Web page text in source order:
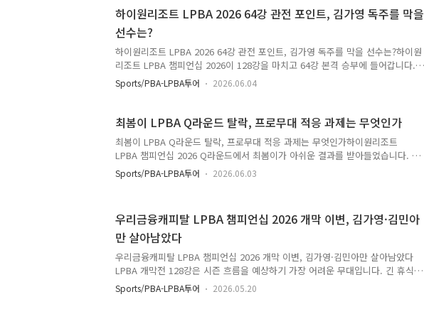
번 정상 탈환을 노립니다. 4강 결과로 확정된 결승 대진김가영은 4강에서 이미래
를 세트스코어 3대1로 꺾고 결승에 올랐습니다. 1세트를 내주며 출발했지만 이
후 2세트부터 빠르게 흐름을 되찾았고, 안정적인 득점 연결로 경기를 뒤집었습니
다. 반대편에서는 스롱 피아비가 권발해를 3대1로 제압했습니다. 권발해는..
하이원리조트 LPBA 2026 64강 관전 포인트, 김가영 독주를 막을
선수는?
하이원리조트 LPBA 2026 64강 관전 포인트, 김가영 독주를 막을 선수는?하이원
리조트 LPBA 챔피언십 2026이 128강을 마치고 64강 본격 승부에 들어갑니다.
이번 대회는 2026-2027시즌 2차 투어로, Q라운드부터 64강까지 50분 제한 25
점 점수제가 적용되고 있습니다. 한 경기로 승패가 갈리는 구조라 강자도 초반
제할 후보들을 중심으로 살펴보겠습니다.64강 대진표 핵심 흐름이번 64강에는
김가영, 스롱 피아비, 김민아, 김보미, 이미래, 강지은, 김세연, 백민주 등 LPBA
주요 선수들이 대거 이름을 올렸습니다. 반면 128강에서는 임정숙, 히다 오리에,
김갑선 등 챔피언 출신 선수들이 탈락하며 초반부터 변..
Sports/PBA-LPBA투어 2026.06.04
최봄이 LPBA Q라운드 탈락, 프로무대 적응 과제는 무엇인가
최봄이 LPBA Q라운드 탈락, 프로무대 적응 과제는 무엇인가하이원리조트
LPBA 챔피언십 2026 Q라운드에서 최봄이가 아쉬운 결과를 받아들었습니다. 이
번 시즌 프로당구 무대에 데뷔한 최봄이는 최지영2에게 패하며 128강 진출에 실
패했습니다. 아마추어 무대에서 기대를 받던 선수가 프로 첫 시즌에 곧바로 성과
로당구 데뷔 시즌최봄이는 지난해까지 KBF 소속 아마추어 선수로 활동하다가 이
번 시즌 우수등록선수 자격으로 LPBA에 합류했습니다. 여기에 PBA 팀리그 드래
프트에서 웰컴저축은행 팀에 지명되며 초반부터 관심을 받았습니다. 구단의 선택
을 받았다는 것은 ..
Sports/PBA-LPBA투어 2026.06.03
우리금융캐피탈 LPBA 챔피언십 2026 개막 이변, 김가영·김민아
만 살아남았다
우리금융캐피탈 LPBA 챔피언십 2026 개막 이변, 김가영·김민아만 살아남았다
LPBA 개막전 128강은 시즌 흐름을 예상하기 가장 어려운 무대입니다. 긴 휴식
기 이후 처음 실전에 들어가는 만큼 랭킹보다 경기 감각이 더 중요하게 작용하기
때문입니다. 이번 우리금융캐피탈 LPBA 챔피언십 2026 역시 32강 1일차부터 예
Sports/PBA-LPBA투어 2026.05.20